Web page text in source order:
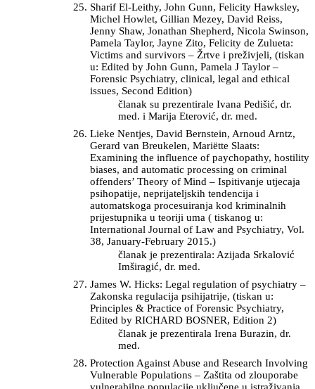
Sharif El-Leithy, John Gunn, Felicity Hawksley,
Michel Howlet, Gillian Mezey, David Reiss,
Jenny Shaw, Jonathan Shepherd, Nicola Swinson,
Pamela Taylor, Jayne Zito, Felicity de Zulueta:
Victims and survivors – Žrtve i preživjeli, (tiskan
u: Edited by John Gunn, Pamela J Taylor –
Forensic Psychiatry, clinical, legal and ethical
issues, Second Edition)
članak su prezentirale Ivana Pedišić, dr.
med. i Marija Eterović, dr. med.
Lieke Nentjes, David Bernstein, Arnoud Arntz,
Gerard van Breukelen, Mariëtte Slaats:
Examining the influence of paychopathy, hostility
biases, and automatic processing on criminal
offenders’ Theory of Mind – Ispitivanje utjecaja
psihopatije, neprijateljskih tendencija i
automatskoga procesuiranja kod kriminalnih
prijestupnika u teoriji uma ( tiskanog u:
International Journal of Law and Psychiatry, Vol.
38, January-February 2015.)
članak je prezentirala: Azijada Srkalović
Imširagić, dr. med.
James W. Hicks: Legal regulation of psychiatry –
Zakonska regulacija psihijatrije, (tiskan u:
Principles & Practice of Forensic Psychiatry,
Edited by RICHARD BOSNER, Edition 2)
članak je prezentirala Irena Burazin, dr.
med.
Protection Against Abuse and Research Involving
Vulnerable Populations – Zaštita od zlouporabe